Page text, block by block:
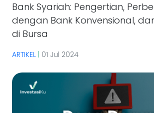
Bank Syariah: Pengertian,
dengan Bank Konvensional,
di Bursa
ARTIKEL 01 Jul 2024